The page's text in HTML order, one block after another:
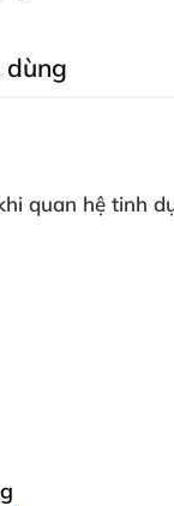
dùng
quan hệ tinh
độ dưới 30